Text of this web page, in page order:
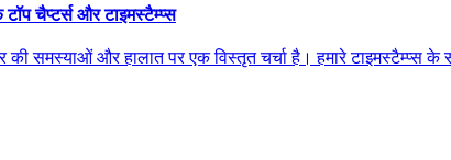
चैप्टर्स और टाइमस्टैम्प्स
की समस्याओं और हालात पर एक विस्तृत चर्चा है। हमारे